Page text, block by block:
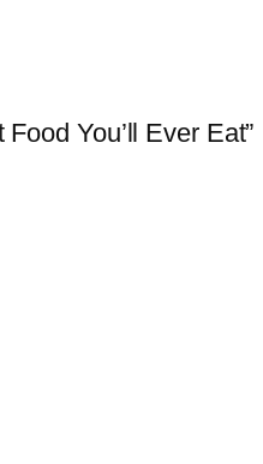
You’ll Ever